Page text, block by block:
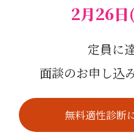
2月26日
定員に
面談のお申し込
無料適性診断